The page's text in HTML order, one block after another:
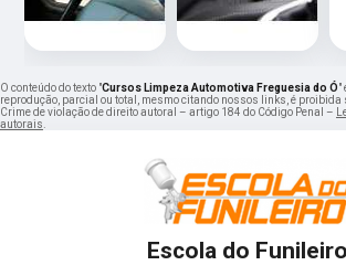
O conteúdo do texto "Cursos Limpeza Automotiva Freguesia do Ó"
reprodução, parcial ou total, mesmo citando nossos links, é proibida
Crime de violação de direito autoral – artigo 184 do Código Penal –
autorais
Escola do Funileiro